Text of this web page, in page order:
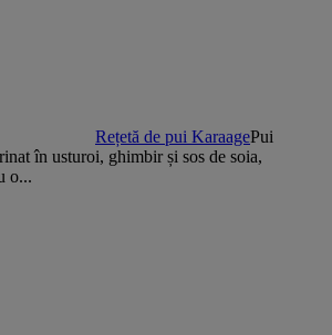
Rețetă de pui KaraagePui
în usturoi, ghimbir și sos de soia,
o...